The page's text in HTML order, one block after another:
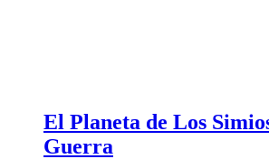
El Planeta de Los
Guerra